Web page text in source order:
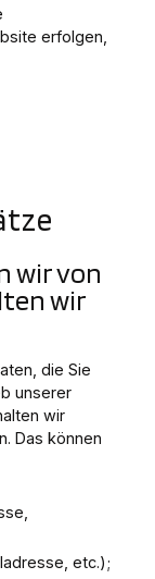
erfolgen,
wir von
wir
die Sie
unserer
wir
Das können
etc.);